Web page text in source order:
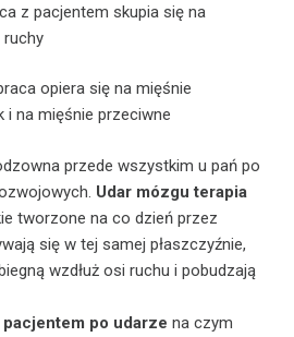
z pacjentem skupia się na
ruchy
opiera się na mięśnie
i na mięśnie przeciwne
przede wszystkim u pań po
Udar mózgu terapia
tworzone na co dzień przez
się w tej samej płaszczyźnie,
wzdłuż osi ruchu i pobudzają
po udarze na czym